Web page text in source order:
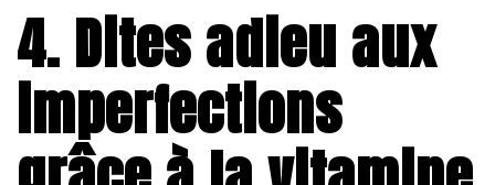
4. Dites adieu aux
imperfections